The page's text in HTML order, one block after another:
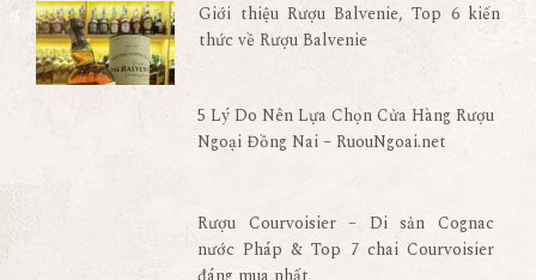
Giới thiệu Rượu Balvenie, Top 6 kiến
thức về Rượu Balvenie
5 Lý Do Nên Lựa Chọn Cửa Hàng Rượu
Ngoại Đồng Nai – RuouNgoai.net
Rượu Courvoisier – Di sản Cognac
nước Pháp & Top 7 chai Courvoisier